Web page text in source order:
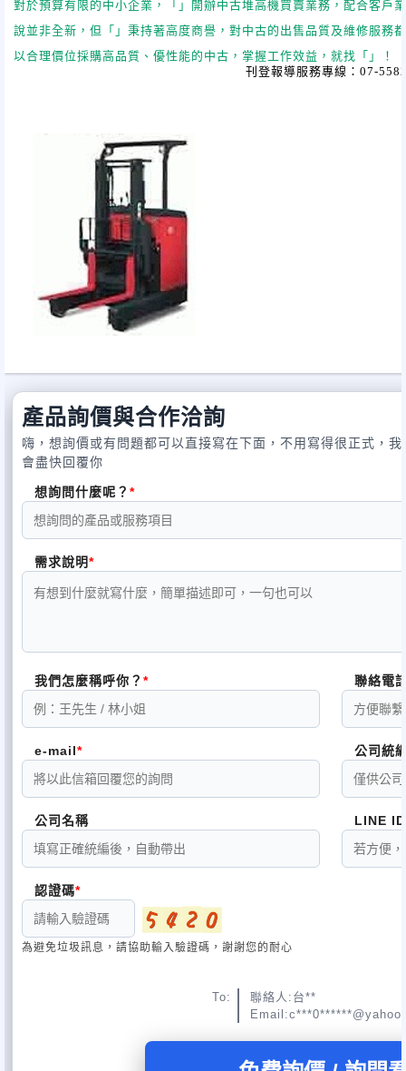
對於預算有限的中小企業，「」開辦中古堆高機買賣業務，配合客戶
說並非全新，但「」秉持著高度商譽，對中古的出售品質及維修服務
以合理價位採購高品質、優性能的中古，掌握工作效益，就找「」！
地址：台北市松江路363號8樓(
(02)2503-5688
(02)2503-6005
信箱：
刊登報導服務專線： 07-
產品詢價與合作洽詢
嗨，想詢價或有問題都可以直接寫在下面，不用寫得很正式，
會盡快回覆你
想詢問什麼呢？
需求說明
我們怎麼稱呼你？ 聯絡電
e-mail 公司統
公司名稱 LINE ID
認證碼
為避免垃圾訊息，請協助輸入驗證碼，謝謝您的耐心
To:
聯絡人:台**